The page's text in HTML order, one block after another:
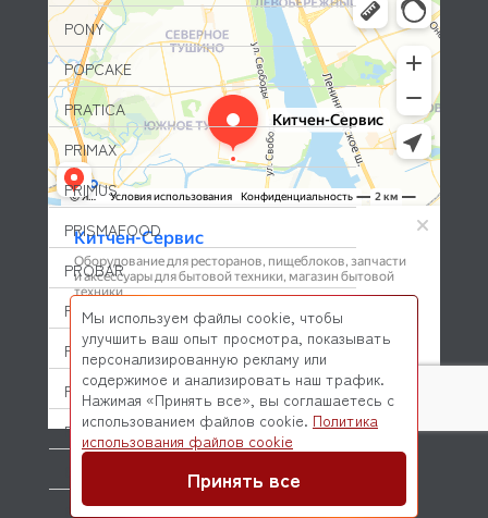
PONY
POPCAKE
PRATICA
PRIMAX
PRIMUS
PRISMAFOOD
PROBAR
PRODIGY
PROFESSIONAL SPARES
PROHOTEL
PROXIMA (DR COFFEE)
QUALITY ESPRESSO (FUTURMAT)
QUAMAR
© 2026 Kitchen-Service.com Интернет-магазин запчастей
и оборудования профессиональной кухни
Мы используем файлы cookie, чтобы
улучшить ваш опыт просмотра, показывать
персонализированную рекламу или
содержимое и анализировать наш трафик.
Нажимая «Принять все», вы соглашаетесь с
использованием файлов cookie. Политика
использования файлов cookie
Принять все